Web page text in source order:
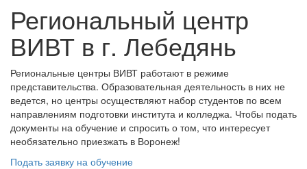
Региональный центр
ВИВТ в г. Лебедянь
Региональные центры ВИВТ работают в режиме
представительства. Образовательная деятельность в них не
ведется, но центры осуществляют набор студентов по всем
направлениям подготовки института и колледжа. Чтобы подать
документы на обучение и спросить о том, что интересует
необязательно приезжать в Воронеж!
Подать заявку на обучение